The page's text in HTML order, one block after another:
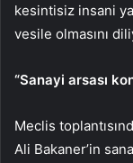
kesintisiz insani
vesile olmasını
“Sanayi arsası
Meclis
Ali Bakaner’in